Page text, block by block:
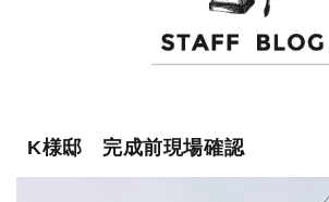
K様邸 完成前現場確認